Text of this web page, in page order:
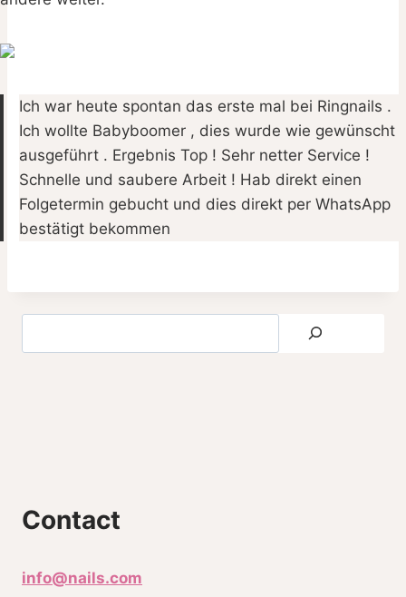
Ich war heute spontan das erste mal bei Ringnails .
Ich wollte Babyboomer , dies wurde wie gewünscht
ausgeführt . Ergebnis Top ! Sehr netter Service !
Schnelle und saubere Arbeit ! Hab direkt einen
Folgetermin gebucht und dies direkt per WhatsApp
bestätigt bekommen
Contact
info@nails.com